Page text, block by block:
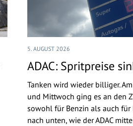
5. AUGUST 2026
ADAC: Spritpreise
Tanken wird wieder billiger.
und Mittwoch ging es an den
sowohl für Benzin als auch für
nach unten, wie der ADAC